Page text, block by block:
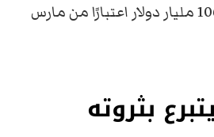
بيل غيتس 106 مليار دولار اعتبارًا من مارس
بثروته